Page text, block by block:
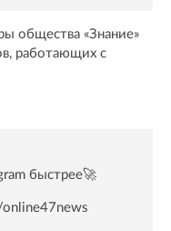
общества «Знание»
работающих с
быстрее🚀